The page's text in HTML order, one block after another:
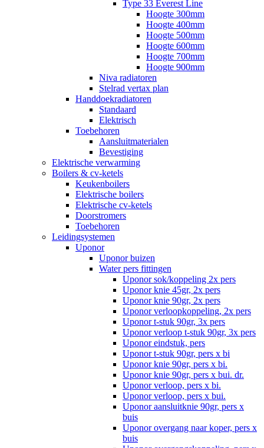
Type 33 Everest Line
Hoogte 300mm
Hoogte 400mm
Hoogte 500mm
Hoogte 600mm
Hoogte 700mm
Hoogte 900mm
Niva radiatoren
Stelrad vertax plan
Handdoekradiatoren
Standaard
Elektrisch
Toebehoren
Aansluitmaterialen
Bevestiging
Elektrische verwarming
Boilers & cv-ketels
Keukenboilers
Elektrische boilers
Elektrische cv-ketels
Doorstromers
Toebehoren
Leidingsystemen
Uponor
Uponor buizen
Water pers fittingen
Uponor sok/koppeling 2x pers
Uponor knie 45gr, 2x pers
Uponor knie 90gr, 2x pers
Uponor verloopkoppeling, 2x pers
Uponor t-stuk 90gr, 3x pers
Uponor verloop t-stuk 90gr, 3x pers
Uponor eindstuk, pers
Uponor t-stuk 90gr, pers x bi
Uponor knie 90gr, pers x bi.
Uponor knie 90gr, pers x bui. dr.
Uponor verloop, pers x bi.
Uponor verloop, pers x bui.
Uponor aansluitknie 90gr, pers x
buis
Uponor overgang naar koper, pers x
buis